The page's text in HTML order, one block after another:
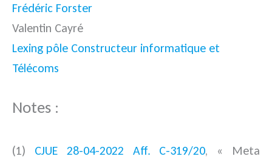
Frédéric Forster
Valentin Cayré
Lexing pôle Constructeur informatique et
Télécoms
Notes :
(1) CJUE 28-04-2022 Aff. C-319/20, « Meta